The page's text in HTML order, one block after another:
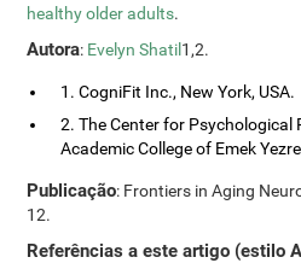
healthy older adults.
Autora: Evelyn Shatil 1,2.
1. CogniFit Inc., New York, USA.
2. The Center for Psychological
Academic College of Emek
Publicação: Frontiers in Aging
12.
Referências a este artigo (estilo